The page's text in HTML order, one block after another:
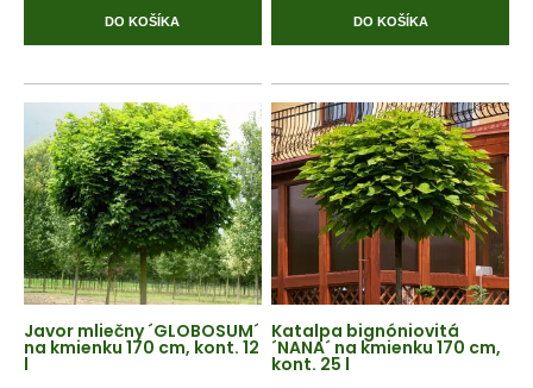
DO KOŠÍKA DO KOŠÍKA
Javor mliečny ´GLOBOSUM´
na kmienku 170 cm, kont. 12
l
Katalpa bignóniovitá
´NANA´ na kmienku 170 cm,
kont. 25 l